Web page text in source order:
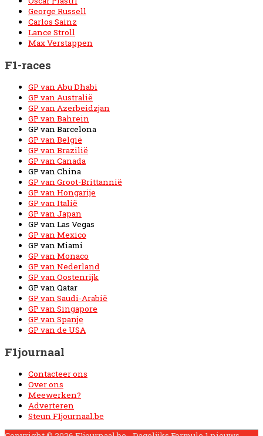
George Russell
Carlos Sainz
Lance Stroll
Max Verstappen
F1-races
GP van Abu Dhabi
GP van Australië
GP van Azerbeidzjan
GP van Bahrein
GP van Barcelona
GP van België
GP van Brazilië
GP van Canada
GP van China
GP van Groot-Brittannië
GP van Hongarije
GP van Italië
GP van Japan
GP van Las Vegas
GP van Mexico
GP van Miami
GP van Monaco
GP van Nederland
GP van Oostenrijk
GP van Qatar
GP van Saudi-Arabië
GP van Singapore
GP van Spanje
GP van de USA
F1journaal
Contacteer ons
Over ons
Meewerken?
Adverteren
Steun F1journaal.be